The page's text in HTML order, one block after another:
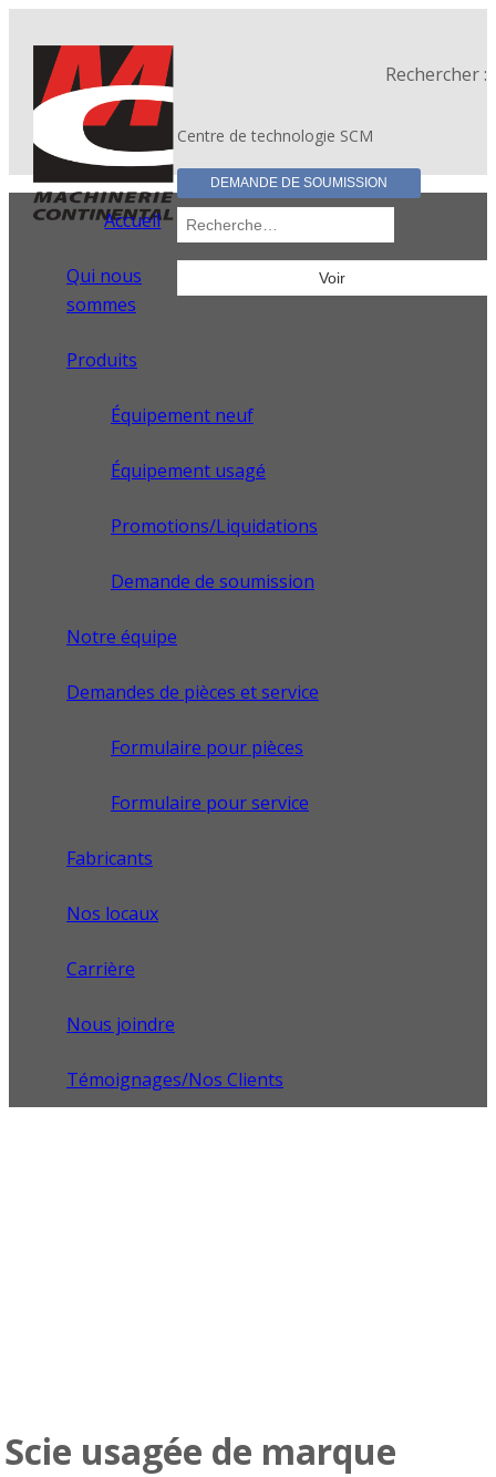
Centre de technologie SCM
DEMANDE DE SOUMISSION
Rechercher :
Accueil
Qui nous
sommes
Produits
Équipement neuf
Équipement usagé
Promotions/Liquidations
Demande de soumission
Notre équipe
Demandes de pièces et service
Formulaire pour pièces
Formulaire pour service
Fabricants
Nos locaux
Carrière
Nous joindre
Témoignages/Nos Clients
Scie usagée de marque